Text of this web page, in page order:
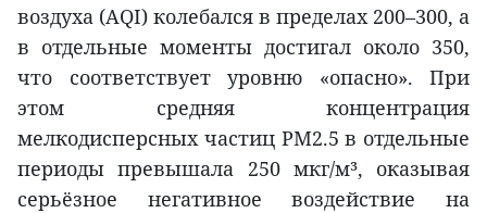
воздуха (AQI) колебался в пределах 200–300, а
в отдельные моменты достигал около 350,
что соответствует уровню «опасно». При
этом средняя концентрация
мелкодисперсных частиц PM2.5 в отдельные
периоды превышала 250 мкг/м³, оказывая
серьёзное негативное воздействие на